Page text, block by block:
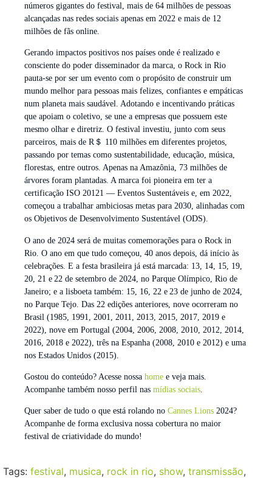
números gigantes do festival, mais de 64 milhões de pessoas
alcançadas nas redes sociais apenas em 2022 e mais de 12
milhões de fãs online.
Gerando impactos positivos nos países onde é realizado e
consciente do poder disseminador da marca, o Rock in Rio
pauta-se por ser um evento com o propósito de construir um
mundo melhor para pessoas mais felizes, confiantes e empáticas
num planeta mais saudável. Adotando e incentivando práticas
que apoiam o coletivo, se une a empresas que possuem este
mesmo olhar e diretriz. O festival investiu, junto com seus
parceiros, mais de R＄ 110 milhões em diferentes projetos,
passando por temas como sustentabilidade, educação, música,
florestas, entre outros. Apenas na Amazônia, 73 milhões de
árvores foram plantadas. A marca foi pioneira em ter a
certificação ISO 20121 — Eventos Sustentáveis e, em 2022,
começou a trabalhar ambiciosas metas para 2030, alinhadas com
os Objetivos de Desenvolvimento Sustentável (ODS).
O ano de 2024 será de muitas comemorações para o Rock in
Rio. O ano em que tudo começou, 40 anos depois, dá início às
celebrações. E a festa brasileira já está marcada: 13, 14, 15, 19,
20, 21 e 22 de setembro de 2024, no Parque Olímpico, Rio de
Janeiro; e a lisboeta também: 15, 16, 22 e 23 de junho de 2024,
no Parque Tejo. Das 22 edições anteriores, nove ocorreram no
Brasil (1985, 1991, 2001, 2011, 2013, 2015, 2017, 2019 e
2022), nove em Portugal (2004, 2006, 2008, 2010, 2012, 2014,
2016, 2018 e 2022), três na Espanha (2008, 2010 e 2012) e uma
nos Estados Unidos (2015).
Gostou do conteúdo? Acesse nossa home e veja mais.
Acompanhe também nosso perfil nas mídias sociais
Quer saber de tudo o que está rolando no Cannes Lions 2024?
Acompanhe de forma exclusiva nossa cobertura no maior
festival de criatividade do mundo!
Tags: festival, musica, rock in rio, show, transmissão,